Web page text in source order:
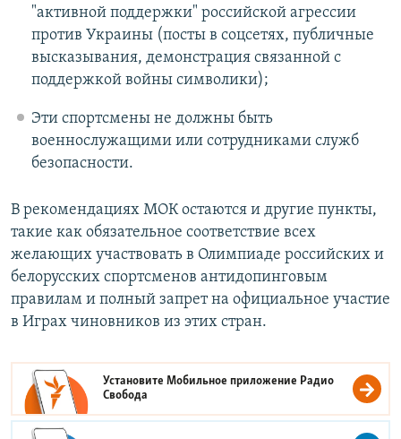
"активной поддержки" российской агрессии
против Украины (посты в соцсетях, публичные
высказывания, демонстрация связанной с
поддержкой войны символики);
Эти спортсмены не должны быть
военнослужащими или сотрудниками служб
безопасности.
В рекомендациях МОК остаются и другие пункты,
такие как обязательное соответствие всех
желающих участвовать в Олимпиаде российских и
белорусских спортсменов антидопинговым
правилам и полный запрет на официальное участие
в Играх чиновников из этих стран.
Установите Мобильное приложение Радио
Свобода